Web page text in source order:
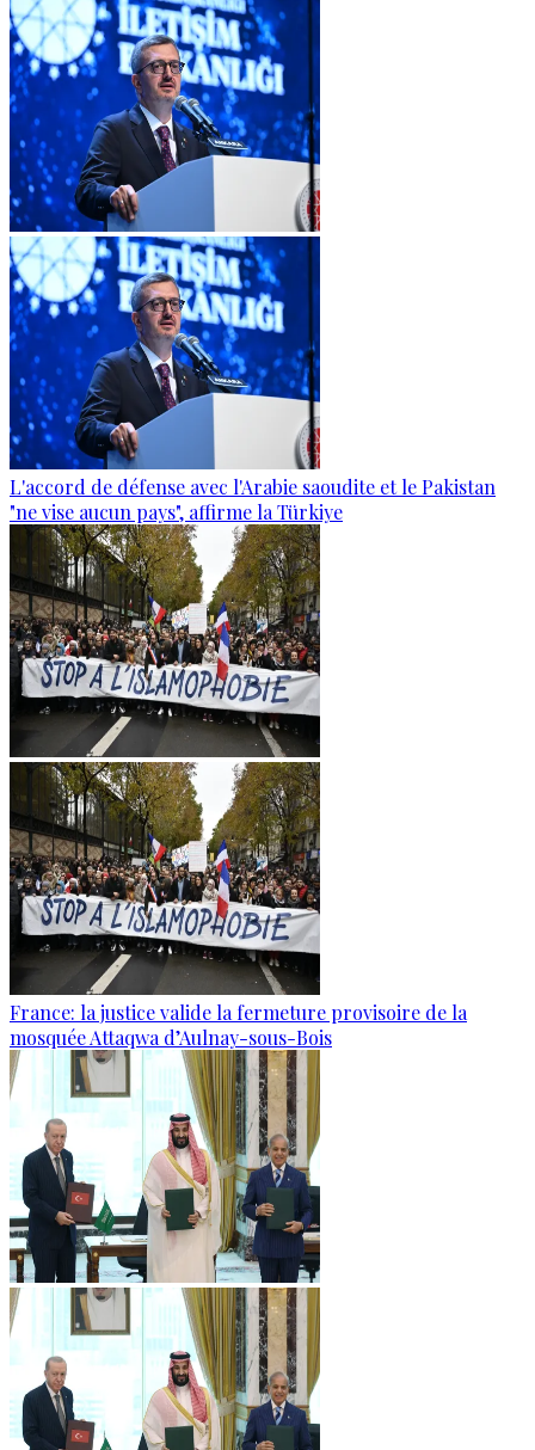
L'accord de défense avec l'Arabie saoudite et le Pakistan
"ne vise aucun pays", affirme la Türkiye
France: la justice valide la fermeture provisoire de la
mosquée Attaqwa d’Aulnay-sous-Bois